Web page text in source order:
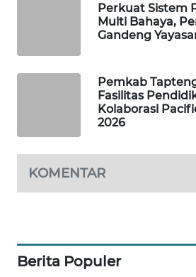
Perkuat Sistem
Multi Bahaya,
Gandeng
Pemkab
Fasilitas
Kolaborasi
2026
KOMENTAR
Berita Populer
JAKARTA
NEWS
KARING